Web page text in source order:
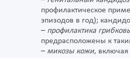
профилактическое
эпизодов в год);
– профилактика
предрасположены к
– микозы кожи,